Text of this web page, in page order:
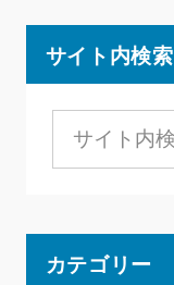
サイト内検索
カテゴリー